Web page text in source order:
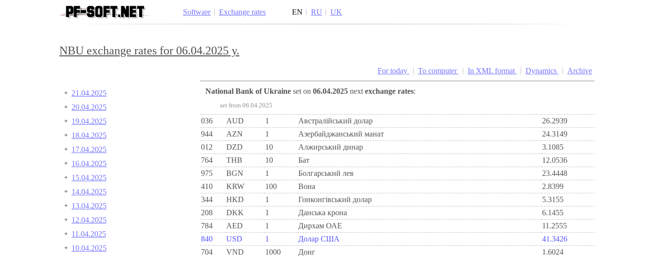
Software Exchange rates EN RU UK
NBU exchange rates for 06.04.2025 y.
21.04.2025
20.04.2025
19.04.2025
18.04.2025
17.04.2025
16.04.2025
15.04.2025
14.04.2025
13.04.2025
12.04.2025
11.04.2025
10.04.2025
For today To computer In XML format Dynamics Archive
National Bank of Ukraine set on 06.04.2025 next exchange rates:
set from 06.04.2025
036 AUD 1 Австралійський долар
26.2939
944
AZN 1 Азербайджанський манат
24.3149
012
DZD 10 Алжирський динар
3.1085
764
THB 10 Бат
12.0536
975
BGN 1 Болгарський лев
23.4448
410
KRW 100 Вона
2.8399
344
HKD 1 Гонконгівський долар
5.3155
208
DKK 1 Данська крона
6.1455
784
AED 1 Дирхам ОАЕ
11.2555
840
USD 1 Долар США
41.3426
704
VND 1000 Донг
1.6024